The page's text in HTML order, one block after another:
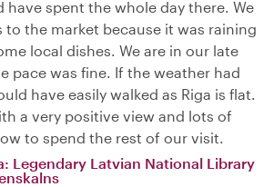
have spent the whole day there. We
the market because it was raining
local dishes. We are in our late
pace was fine. If the weather had
have easily walked as Riga is flat.
a very positive view and lots of
to spend the rest of our visit.
Legendary Latvian National Library